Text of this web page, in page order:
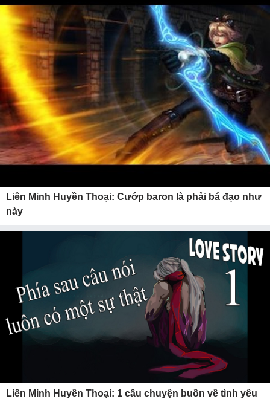
Liên Minh Huyền Thoại: Cướp baron là phải bá đạo như
này
Liên Minh Huyền Thoại: 1 câu chuyện buồn về tình yêu